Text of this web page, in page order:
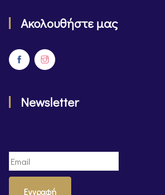
Ακολουθήστε μας
Newsletter
Εγγραφή